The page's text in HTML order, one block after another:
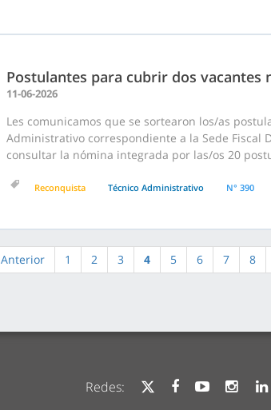
Postulantes para cubrir dos vacantes
11-06-2026
Les comunicamos que se sortearon los/as
Administrativo correspondiente a la Sede Fiscal
consultar la nómina integrada por las/os 20
Reconquista Técnico Administrativo N° 390
Anterior 1 2 3 4 5 6 7 8
Redes: